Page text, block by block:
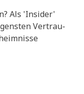
Als 'Insi­der'
Ver­trau­